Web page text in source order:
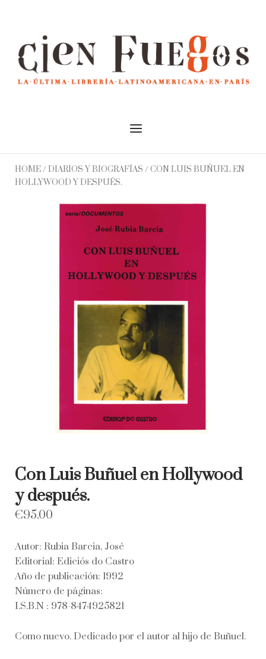
Menu
HOME/ DIARIOS Y BIOGRAFÍAS / CON LUIS BUÑUEL EN
HOLLYWOOD Y DESPUÉS.
Con Luis Buñuel en Hollywood
y después.
€95.00
Autor: Rubia Barcia, José
Editorial: Ediciós do Castro
Año de publicación: 1992
Número de páginas:
I.S.B.N : 978-8474925821
Como nuevo. Dedicado por el autor al hijo de Buñuel.